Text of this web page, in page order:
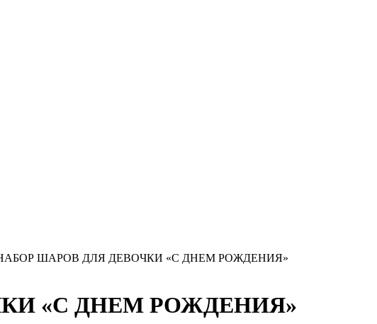
ШАРОВ ДЛЯ ДЕВОЧКИ «С ДНЕМ РОЖДЕНИЯ»
«С ДНЕМ РОЖДЕНИЯ»